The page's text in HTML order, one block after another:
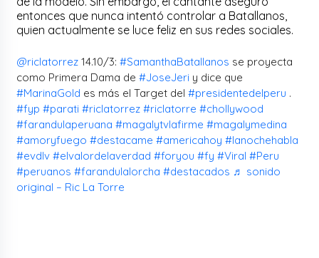
entonces que nunca intentó controlar a Batallanos,
quien actualmente se luce feliz en sus redes sociales.
@riclatorrez 14.10/3:#SamanthaBatallanos se proyecta
como Primera Dama de#JoseJeri y dice que
#MarinaGold es más el Target del#presidentedelperu .
#fyp #parati #riclatorrez #riclatorre #chollywood
#farandulaperuana #magalytvlafirme #magalymedina
#amoryfuego #destacame #americahoy #lanochehabla
#evdlv #elvalordelaverdad #foryou #fy #Viral #Peru
#peruanos #farandulalorcha #destacados ♬ sonido
original – Ric La Torre